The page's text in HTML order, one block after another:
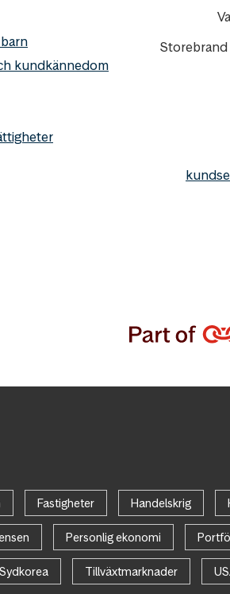
kundkännedom
Storebrand
Fastigheter Handelskrig
Personlig ekonomi
Sydkorea Tillväxtmarknader